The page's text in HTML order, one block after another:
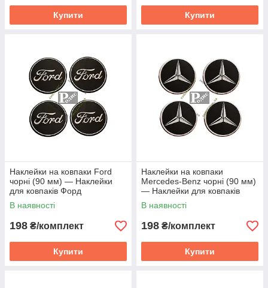
Купити Купити
Наклейки на ковпаки Ford
чорні (90 мм) — Наклейки
для ковпаків Форд
В наявності
198 ₴/комплект
Купити
Наклейки на ковпаки
Mercedes-Benz чорні (90 мм)
— Наклейки для ковпаків
Мерседес
В наявності
198 ₴/комплект
Купити